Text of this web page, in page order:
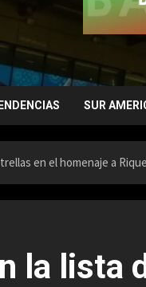
SUR
en el homenaje a
la lista